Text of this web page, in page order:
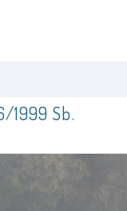
1999 Sb.